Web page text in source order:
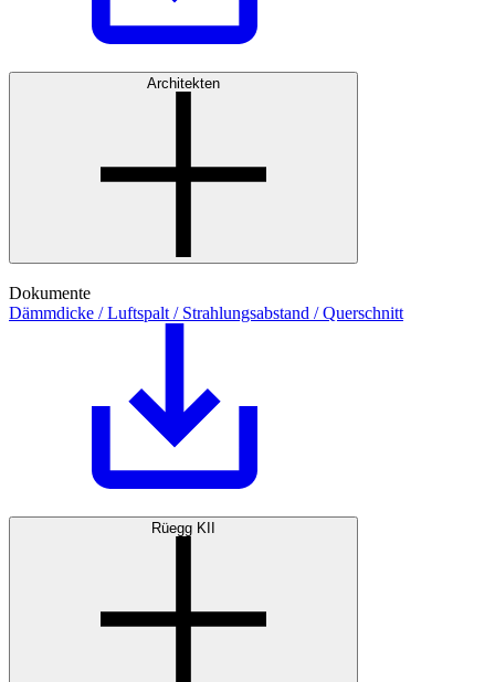
Architekten
Dokumente
Dämmdicke / Luftspalt / Strahlungsabstand / Querschnitt
Rüegg KII